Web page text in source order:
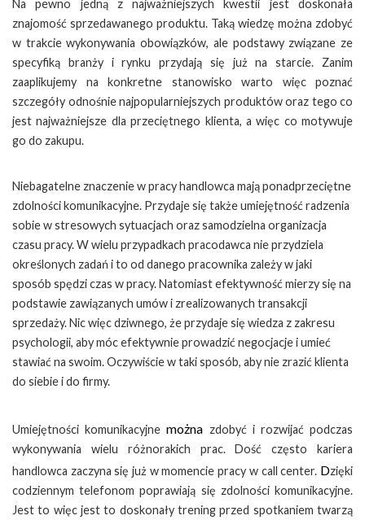
Na pewno jedną z najważniejszych kwestii jest doskonała
znajomość sprzedawanego produktu. Taką wiedzę można zdobyć
w trakcie wykonywania obowiązków, ale podstawy związane ze
specyfiką branży i rynku przydają się już na starcie. Zanim
zaaplikujemy na konkretne stanowisko warto więc poznać
szczegóły odnośnie najpopularniejszych produktów oraz tego co
jest najważniejsze dla przeciętnego klienta, a więc co motywuje
go do zakupu.
Niebagatelne znaczenie w pracy handlowca mają ponadprzeciętne
zdolności komunikacyjne. Przydaje się także umiejętność radzenia
sobie w stresowych sytuacjach oraz samodzielna organizacja
czasu pracy. W wielu przypadkach pracodawca nie przydziela
określonych zadań i to od danego pracownika zależy w jaki
sposób spędzi czas w pracy. Natomiast efektywność mierzy się na
podstawie zawiązanych umów i zrealizowanych transakcji
sprzedaży. Nic więc dziwnego, że przydaje się wiedza z zakresu
psychologii, aby móc efektywnie prowadzić negocjacje i umieć
stawiać na swoim. Oczywiście w taki sposób, aby nie zrazić klienta
do siebie i do firmy.
Umiejętności komunikacyjnemożna zdobyć i rozwijać podczas
wykonywania wielu różnorakich prac. Dość często kariera
handlowca zaczyna się już w momencie pracy w call center. Dzięki
codziennym telefonom poprawiają się zdolności komunikacyjne.
Jest to więc jest to doskonały trening przed spotkaniem twarzą